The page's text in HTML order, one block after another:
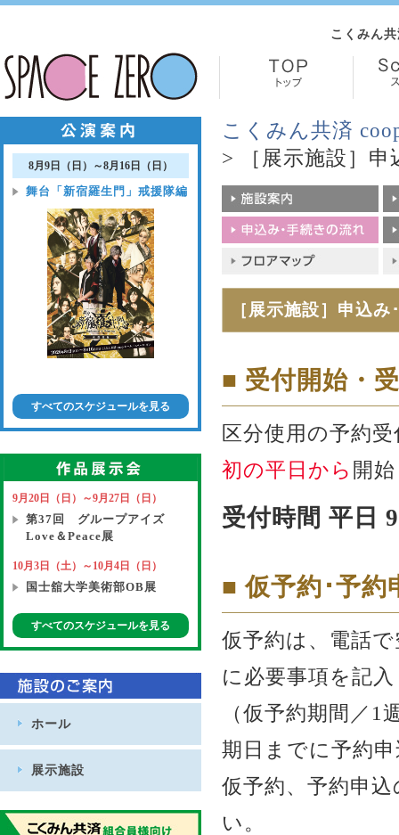
こくみん
こくみん共済
> ［展示施設］
［展示施設］申込
■ 受付開始・
区分使用の予約
初の平日から 開
受付時間 平日
■ 仮予約･予約
仮予約は、電話
に必要事項を記
（仮予約期間／1
期日までに予約
仮予約、予約申
い。
8月9日（日）～8月16日（日）
舞台「新宿羅生門」戒援隊編
すべてのスケジュールを見る
9月20日（日）～9月27日（日）
第37回 グループアイズ
Love＆Peace展
10月3日（土）～10月4日（日）
国士舘大学美術部OB展
すべてのスケジュールを見る
ホール
展示施設